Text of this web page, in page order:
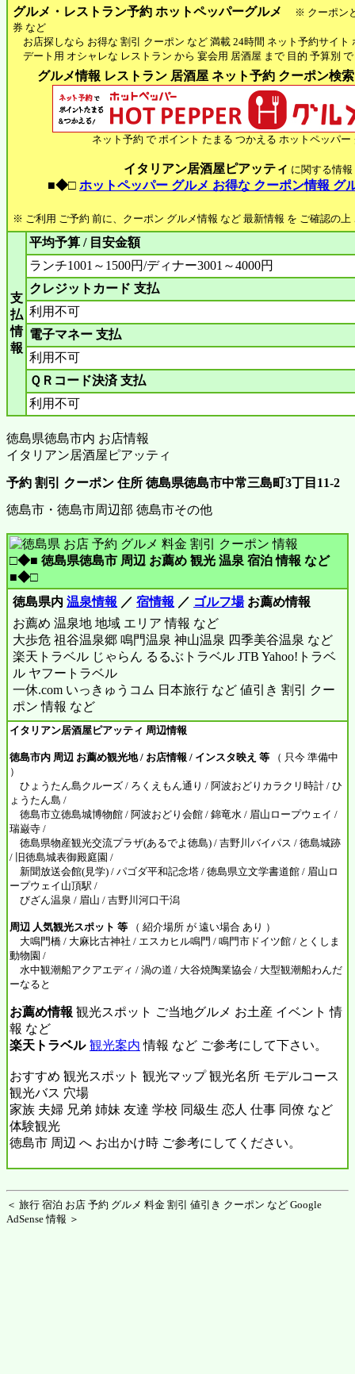
グルメ・レストラン予約 ホットペッパーグルメ
※ クーポン
券 など
お店探しなら お得な 割引 クーポン など 満載 24時間 ネット予約サイト
デート用 オシャレな レストラン から 宴会用 居酒屋 まで 目的 予算別
グルメ情報 レストラン 居酒屋 ネット予約 クーポン検
ネット予約 で ポイント たまる つかえる ホットペッパー
イタリアン居酒屋ピアッティ に関する情報
■◆□ ホットペッパー グルメ お得な クーポン情報 グ
※ ご利用 ご予約 前に、クーポン グルメ情報 など 最新情報 を ご確認の上
支
払
情
報
平均予算 / 目安金額
ランチ1001～1500円/ディナー3001～4000円
クレジットカード 支払
利用不可
電子マネー 支払
利用不可
ＱＲコード決済 支払
利用不可
徳島県徳島市内 お店情報
イタリアン居酒屋ピアッティ
予約 割引 クーポン 住所 徳島県徳島市中常三島町3丁目11-2
徳島市・徳島市周辺部 徳島市その他
□◆■ 徳島県徳島市 周辺 お薦め 観光 温泉 宿泊 情報 など
■◆□
徳島県内 温泉情報 ／ 宿情報 ／ ゴルフ場お薦め情報
お薦め 温泉地 地域 エリア 情報 など
大歩危 祖谷温泉郷 鳴門温泉 神山温泉 四季美谷温泉 など
楽天トラベル じゃらん るるぶトラベル JTB Yahoo!トラベ
ル ヤフートラベル
一休.com いっきゅうコム 日本旅行 など 値引き 割引 クー
ポン 情報 など
イタリアン居酒屋ピアッティ 周辺情報
徳島市内 周辺 お薦め観光地 / お店情報 / インスタ映え 等 （ 只今 準備中
）
ひょうたん島クルーズ / ろくえもん通り / 阿波おどりカラクリ時計 / ひ
ょうたん島 /
徳島市立徳島城博物館 / 阿波おどり会館 / 錦竜水 / 眉山ロープウェイ /
瑞巌寺 /
徳島県物産観光交流プラザ(あるでよ徳島) / 吉野川バイパス / 徳島城跡
/ 旧徳島城表御殿庭園 /
新聞放送会館(見学) / パゴダ平和記念塔 / 徳島県立文学書道館 / 眉山ロ
ープウェイ山頂駅 /
びざん温泉 / 眉山 / 吉野川河口干潟
周辺 人気観光スポット 等 （ 紹介場所 が 遠い場合 あり ）
大鳴門橋 / 大麻比古神社 / エスカヒル鳴門 / 鳴門市ドイツ館 / とくしま
動物園 /
水中観潮船アクアエディ / 渦の道 / 大谷焼陶業協会 / 大型観潮船わんだ
ーなると
お薦め情報 観光スポット ご当地グルメ お土産 イベント 情
報 など
楽天トラベル 観光案内 情報 など ご参考にして下さい。
おすすめ 観光スポット 観光マップ 観光名所 モデルコース
観光バス 穴場
家族 夫婦 兄弟 姉妹 友達 学校 同級生 恋人 仕事 同僚 など
体験観光
徳島市 周辺 へ お出かけ時 ご参考にしてください。
＜ 旅行 宿泊 お店 予約 グルメ 料金 割引 値引き クーポン など Google
AdSense 情報 ＞